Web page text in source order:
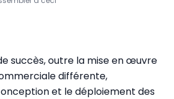
succès, outre la mise en œuvre
différente,
et le déploiement des